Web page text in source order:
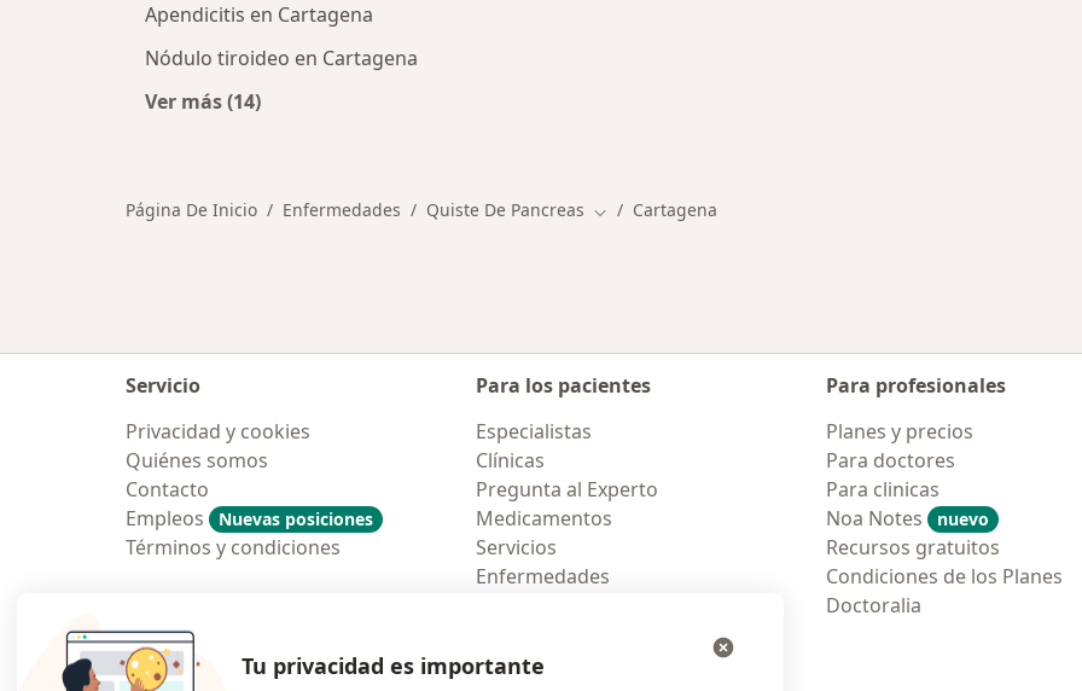
Apendicitis en Cartagena
Nódulo tiroideo en Cartagena
Ver más (14)
Página De Inicio Enfermedades Quiste De Pancreas Cambiar de ciudad
Cartagena
Servicio
Privacidad y cookies
Quiénes somos
Contacto
Empleos
Nuevas posiciones
Términos y condiciones
Para los pacientes
Especialistas
Clínicas
Pregunta al Experto
Medicamentos
Servicios
Enfermedades
Para profesionales
Planes y precios
Para doctores
Para clinicas
Noa Notes
nuevo
Recursos gratuitos
Condiciones de los Planes
Doctoralia
Tu privacidad es importante